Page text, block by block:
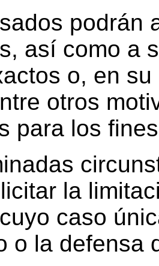
podrán
así como a
o, en
otros
para los
la
caso
o la defensa